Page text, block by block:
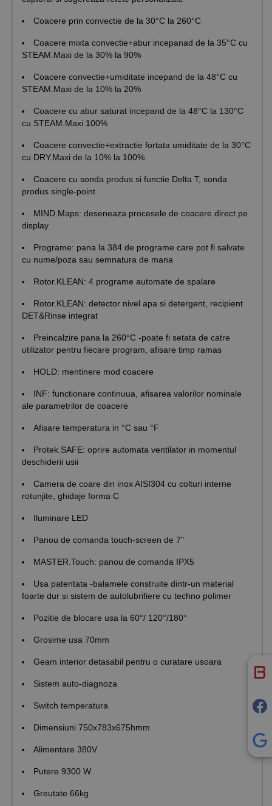
Coacere prin convectie de la 30°C la 260°C
Coacere mixta convectie+abur incepanad de la 35°C cu
STEAM.Maxi de la 30% la 90%
Coacere convectie+umiditate incepand de la 48°C cu
STEAM.Maxi de la 10% la 20%
Coacere cu abur saturat incepand de la 48°C la 130°C
cu STEAM.Maxi 100%
Coacere convectie+extractie fortata umiditate de la 30°C
cu DRY.Maxi de la 10% la 100%
Coacere cu sonda produs si functie Delta T, sonda
produs single-point
MIND.Maps: deseneaza procesele de coacere direct pe
display
Programe: pana la 384 de programe care pot fi salvate
cu nume/poza sau semnatura de mana
Rotor.KLEAN: 4 programe automate de spalare
Rotor.KLEAN: detector nivel apa si detergent, recipient
DET&Rinse integrat
Preincalzire pana la 260°C -poate fi setata de catre
utilizator pentru fiecare program, afisare timp ramas
HOLD: mentinere mod coacere
INF: functionare continuua, afisarea valorilor nominale
ale parametrilor de coacere
Afisare temperatura in °C sau °F
Protek.SAFE: oprire automata ventilator in momentul
deschiderii usii
Camera de coare din inox AISI304 cu colturi interne
rotunjite, ghidaje forma C
Iluminare LED
Panou de comanda touch-screen de 7"
MASTER.Touch: panou de comanda IPX5
Usa patentata -balamele construite dintr-un material
foarte dur si sistem de autolubrifiere cu techno polimer
Pozitie de blocare usa la 60°/ 120°/180°
Grosime usa 70mm
Geam interior detasabil pentru o curatare usoara
Sistem auto-diagnoza
Switch temperatura
Dimensiuni 750x783x675hmm
Alimentare 380V
Putere 9300 W
Greutate 66kg